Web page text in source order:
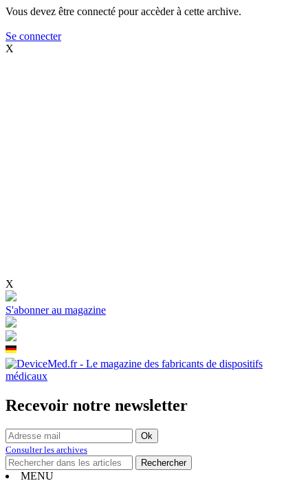
Vous devez être connecté pour accèder à cette archive.
Se connecter
X
X
S'abonner au magazine
Recevoir notre newsletter
Consulter les archives
MENU